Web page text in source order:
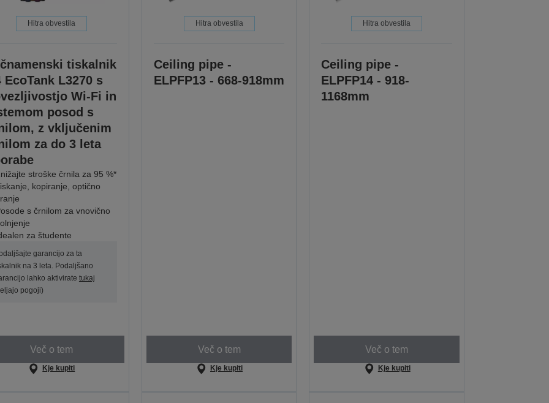
Hitra obvestila
tiskalnik
EcoTank L3270 s
Wi-Fi in
posod s
z vključenim
za do 3 leta
stroške črnila za 95 %*
kopiranje, optično
s črnilom za vnovično
za študente
garancijo za ta
na 3 leta. Podaljšano
lahko aktivirate tukaj
pogoji)
Več o tem
Kje kupiti
Hitra obvestila
Ceiling pipe -
ELPFP13 - 668-918mm
Več o tem
Kje kupiti
Hitra obvestila
Ceiling pipe -
ELPFP14 - 918-
1168mm
Več o tem
Kje kupiti